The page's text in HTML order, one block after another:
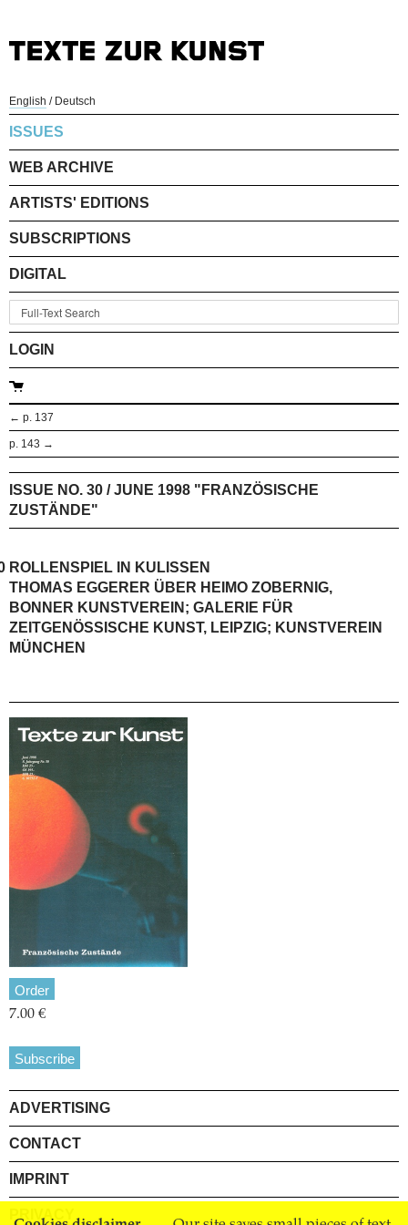
English / Deutsch
ISSUES
WEB ARCHIVE
ARTISTS' EDITIONS
SUBSCRIPTIONS
DIGITAL
LOGIN
← p. 137
p. 143 →
ISSUE NO. 30 / JUNE 1998 "FRANZÖSISCHE
ZUSTÄNDE"
ROLLENSPIEL IN KULISSEN
THOMAS EGGERER ÜBER HEIMO ZOBERNIG,
BONNER KUNSTVEREIN; GALERIE FÜR
ZEITGENÖSSISCHE KUNST, LEIPZIG; KUNSTVEREIN
MÜNCHEN
Order
7.00 €
Subscribe
ADVERTISING
CONTACT
IMPRINT
PRIVACY